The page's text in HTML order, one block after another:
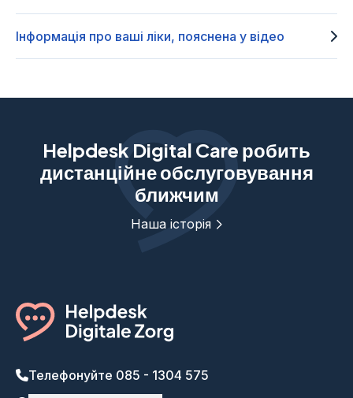
Інформація про ваші ліки, пояснена у відео
Helpdesk Digital Care робить
дистанційне обслуговування
ближчим
Наша історія
Телефонуйте 085 - 1304 575